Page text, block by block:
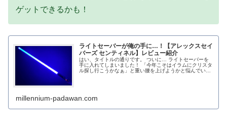
ゲットできるかも！
ライトセーバーが俺の手に…！【アレックスセイ
バーズ センティネル】レビュー紹介
はい、タイトルの通りです。 ついに… ライトセーバーを
手に入れてしまいました！ 「今年こそはイラムにクリスタ
ル探し行こうかなぁ」と重い腰を上げようかと悩んでいた
millennium-padawan.com